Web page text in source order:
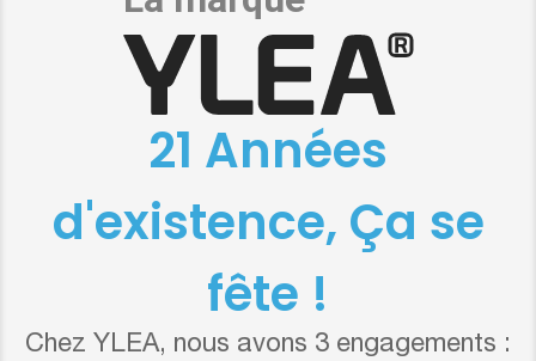
21 Années
d'existence, Ça se
fête !
Chez YLEA, nous avons 3 engagements :